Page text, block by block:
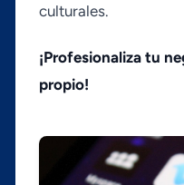
culturales.
¡Profesionaliza tu
propio!